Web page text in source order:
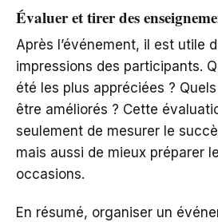
Évaluer et tirer des
Après l’événement, il est utile
impressions des participants.
été les plus appréciées ?
être améliorés ? Cette
seulement de mesurer le
mais aussi de mieux préparer
occasions.
En résumé, organiser un